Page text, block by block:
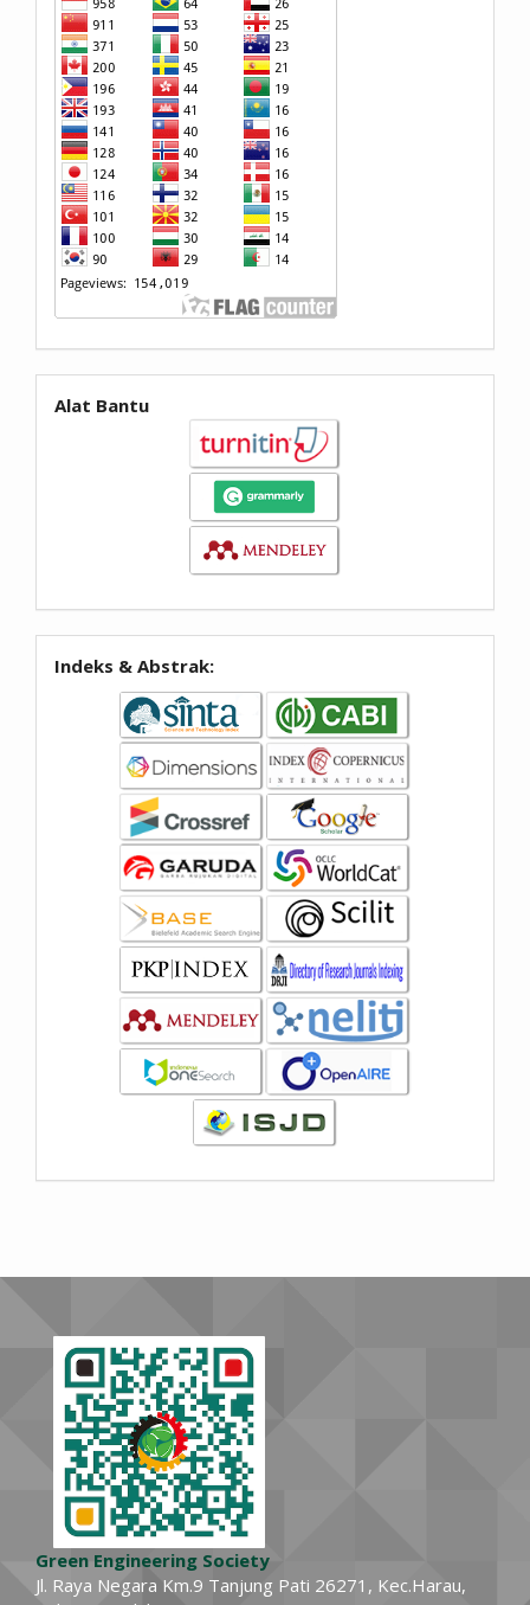
Alat Bantu
Indeks & Abstrak:
Green Engineering Society
Jl. Raya Negara Km.9 Tanjung Pati 26271, Kec.Harau,